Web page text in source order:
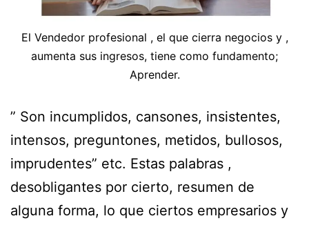
El Vendedor profesional , el que cierra negocios y ,
aumenta sus ingresos, tiene como fundamento;
Aprender.
” Son incumplidos, cansones, insistentes,
intensos, preguntones, metidos, bullosos,
imprudentes” etc. Estas palabras ,
desobligantes por cierto, resumen de
alguna forma, lo que ciertos empresarios y